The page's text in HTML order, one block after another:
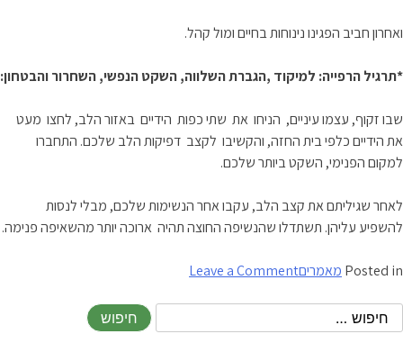
ואחרון חביב הפגינו נינוחות בחיים ומול קהל.
*תרגיל הרפייה: למיקוד ,הגברת השלווה, השקט הנפשי, השחרור והבטחון:
שבו זקוף, עצמו עיניים, הניחו את שתי כפות הידיים באזור הלב, לחצו מעט
את הידיים כלפי בית החזה, והקשיבו לקצב דפיקות הלב שלכם. התחברו
למקום הפנימי, השקט ביותר שלכם.
לאחר שגיליתם את קצב הלב, עקבו אחר הנשימות שלכם, מבלי לנסות
להשפיע עליהן. תשתדלו שהנשיפה החוצה תהיה ארוכה יותר מהשאיפה פנימה.
Posted in מאמריםLeave a Comment
בימתית